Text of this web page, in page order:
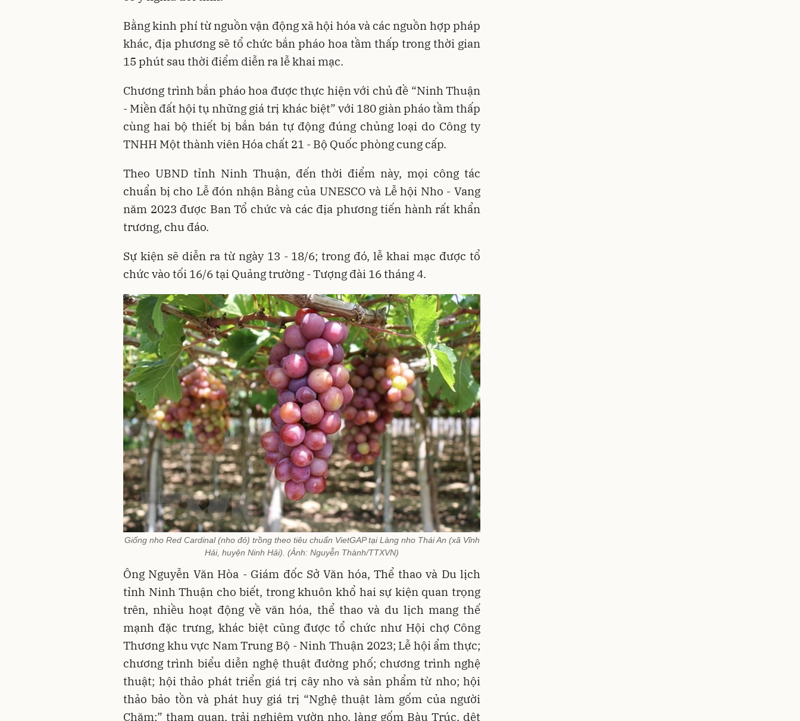
Bằng kinh phí từ nguồn vận động xã hội hóa và các nguồn hợp pháp
khác, địa phương sẽ tổ chức bắn pháo hoa tầm thấp trong thời gian
15 phút sau thời điểm diễn ra lễ khai mạc.
Chương trình bắn pháo hoa được thực hiện với chủ đề “Ninh Thuận
- Miền đất hội tụ những giá trị khác biệt” với 180 giàn pháo tầm thấp
cùng hai bộ thiết bị bắn bán tự động đúng chủng loại do Công ty
TNHH Một thành viên Hóa chất 21 - Bộ Quốc phòng cung cấp.
Theo UBND tỉnh Ninh Thuận, đến thời điểm này, mọi công tác
chuẩn bị cho Lễ đón nhận Bằng của UNESCO và Lễ hội Nho - Vang
năm 2023 được Ban Tổ chức và các địa phương tiến hành rất khẩn
trương, chu đáo.
Sự kiện sẽ diễn ra từ ngày 13 - 18/6; trong đó, lễ khai mạc được tổ
chức vào tối 16/6 tại Quảng trường - Tượng đài 16 tháng 4.
Giống nho Red Cardinal (nho đỏ) trồng theo tiêu chuẩn VietGAP tại Làng nho Thái An (xã Vĩnh
Hải, huyện Ninh Hải). (Ảnh: Nguyễn Thành/TTXVN)
Ông Nguyễn Văn Hòa - Giám đốc Sở Văn hóa, Thể thao và Du lịch
tỉnh Ninh Thuận cho biết, trong khuôn khổ hai sự kiện quan trọng
trên, nhiều hoạt động về văn hóa, thể thao và du lịch mang thế
mạnh đặc trưng, khác biệt cũng được tổ chức như Hội chợ Công
Thương khu vực Nam Trung Bộ - Ninh Thuận 2023; Lễ hội ẩm thực;
chương trình biểu diễn nghệ thuật đường phố; chương trình nghệ
thuật; hội thảo phát triển giá trị cây nho và sản phẩm từ nho; hội
thảo bảo tồn và phát huy giá trị “Nghệ thuật làm gốm của người
Chăm;” tham quan, trải nghiệm vườn nho, làng gốm Bàu Trúc, dệt